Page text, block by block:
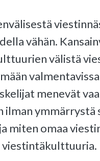
vähän.
välistä
menevät
ilman ymmärrystä
miten omaa
viestintäkulttuuria.